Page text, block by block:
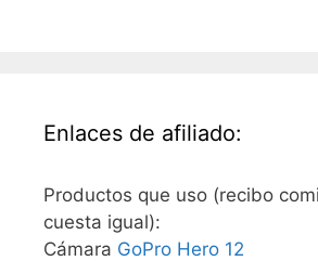
Enlaces de afiliado:
Productos que uso (recibo
cuesta igual):
Cámara GoPro Hero 12